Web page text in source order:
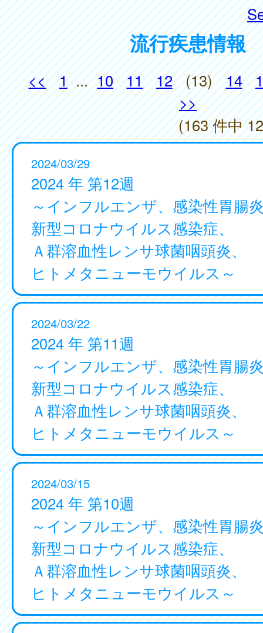
流行疾患情報
<< 1 ... 10 11 12 (13) 14
>>
(163 件中
2024/03/29
2024 年 第12週
～インフルエンザ、感染性胃腸
新型コロナウイルス感染症、
Ａ群溶血性レンサ球菌咽頭炎、
ヒトメタニューモウイルス～
2024/03/22
2024 年 第11週
～インフルエンザ、感染性胃腸
新型コロナウイルス感染症、
Ａ群溶血性レンサ球菌咽頭炎、
ヒトメタニューモウイルス～
2024/03/15
2024 年 第10週
～インフルエンザ、感染性胃腸
新型コロナウイルス感染症、
Ａ群溶血性レンサ球菌咽頭炎、
ヒトメタニューモウイルス～